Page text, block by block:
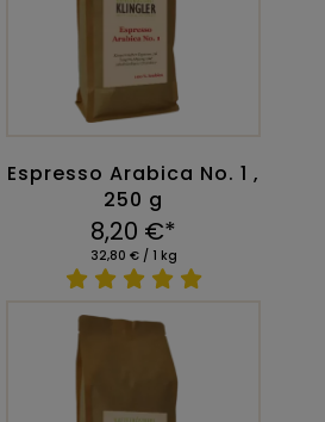
Espresso Arabica No. 1 ,
250 g
8,20 €*
32,80 € / 1 kg